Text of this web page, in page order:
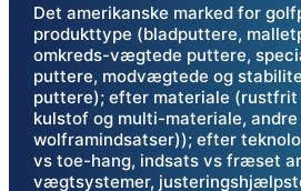
Det amerikanske marked for
produkttype (bladputtere,
omkreds-vægtede puttere,
puttere, modvægtede og
puttere); efter materiale (rustfrit
kulstof og multi-materiale,
wolframindsatser)); efter
vs toe-hang, indsats vs fræset
vægtsystemer,